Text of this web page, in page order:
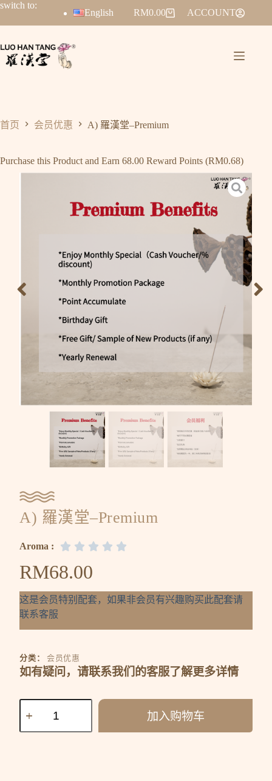
switch to:
English RM0.00 ACCOUNT
首页 会员优惠 A) 羅漢堂–Premium
Purchase this Product and Earn 68.00 Reward Points (RM0.68)
A) 羅漢堂–Premium
Aroma :     
RM68.00
这是会员特别配套，如果非会员有兴趣购买此配套请
联系客服
分类：会员优惠
如有疑问，请联系我们的客服了解更多详情
加入购物车